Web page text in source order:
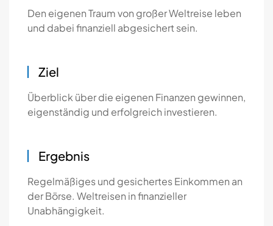
Den eigenen Traum von großer Weltreise leben
und dabei finanziell abgesichert sein.
Ziel
Überblick über die eigenen Finanzen gewinnen,
eigenständig und erfolgreich investieren.
Ergebnis
Regelmäßiges und gesichertes Einkommen an
der Börse. Weltreisen in finanzieller
Unabhängigkeit.